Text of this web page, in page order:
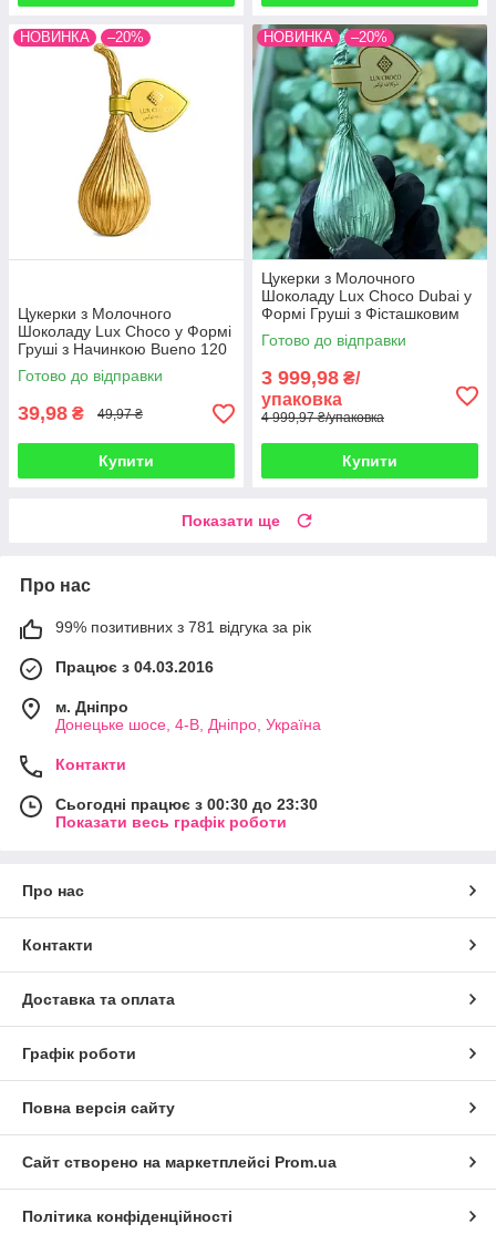
НОВИНКА –20%
Цукерки з Молочного
Шоколаду Lux Choco у Формі
Груші з Начинкою Bueno 120
штук по 25 г всього 3 кг
Об'єднані Арабські Емірати
Готово до відправки
39,98 ₴ 49,97 ₴
Купити
НОВИНКА –20%
Цукерки з Молочного
Шоколаду Lux Choco Dubai у
Формі Груші з Фісташковим
Кремом 120 штук по 25 г
всього 3 кг Об'єднані
Арабські Ем
Готово до відправки
3 999,98 ₴/
упаковка
4 999,97 ₴/упаковка
Купити
Показати ще
Про нас
99% позитивних з 781 відгука за рік
Працює з 04.03.2016
м. Дніпро
Донецьке шосе, 4-В, Дніпро, Україна
Контакти
Сьогодні працює з 00:30 до 23:30
Показати весь графік роботи
Про нас
Контакти
Доставка та оплата
Графік роботи
Повна версія сайту
Сайт створено на маркетплейсі Prom.ua
Політика конфіденційності